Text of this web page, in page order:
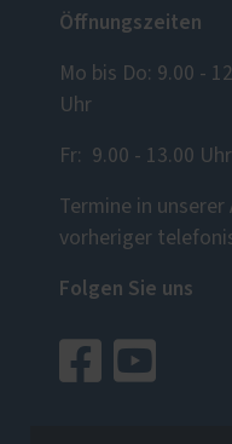
Öffnungszeiten
Mo bis Do: 9.00 -
Uhr
Fr: 9.00 - 13.00 Uhr
Termine in
vorheriger
Folgen Sie uns